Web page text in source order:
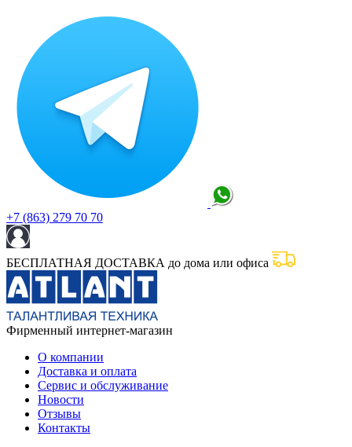
+7 (863) 279 70 70
БЕСПЛАТНАЯ ДОСТАВКА до дома или офиса
Фирменный интернет-магазин
О компании
Доставка и оплата
Сервис и обслуживание
Новости
Отзывы
Контакты